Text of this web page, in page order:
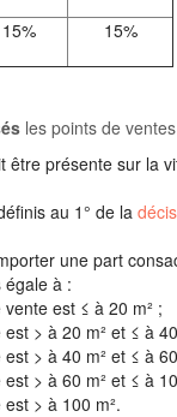
15% 15%
les points de
être présente sur la
au 1° de la
une part
à :
est ≤ à 20 m² ;
> à 20 m² et ≤ à
> à 40 m² et ≤ à
> à 60 m² et ≤ à
> à 100 m².